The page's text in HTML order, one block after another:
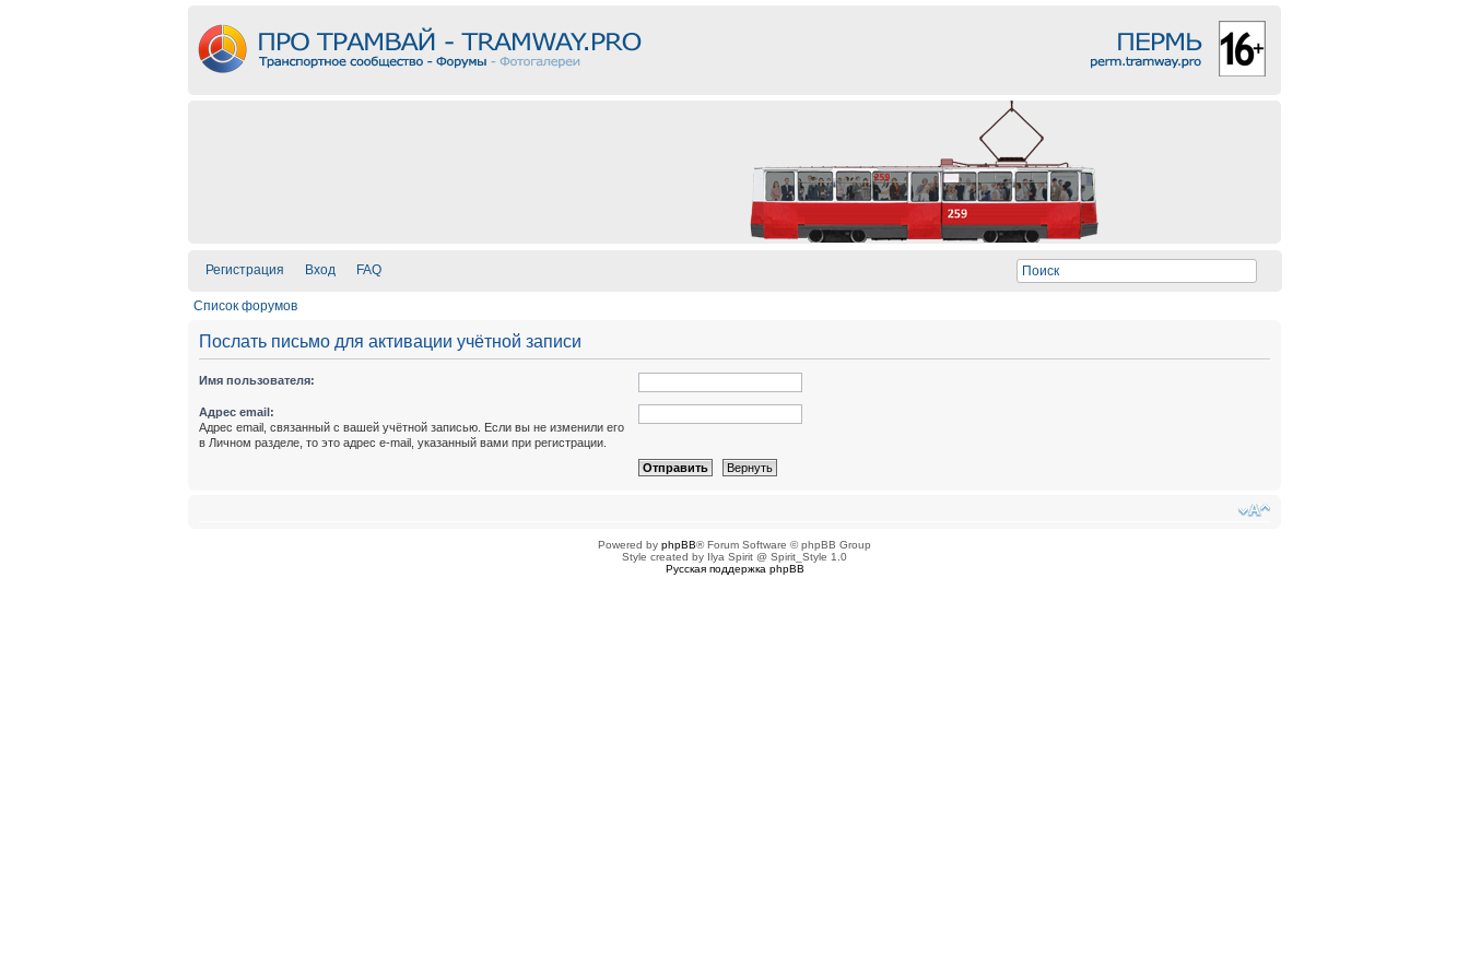
Регистрация Вход FAQ
Список форумов
Послать письмо для активации учётной записи
Имя пользователя:
Адрес email:
Адрес email, связанный с вашей учётной записью. Если вы не изменили его
в Личном разделе, то это адрес e-mail, указанный вами при регистрации.
Powered by phpBB® Forum Software © phpBB Group
Style created by Ilya Spirit @ Spirit_Style 1.0
Русская поддержка phpBB